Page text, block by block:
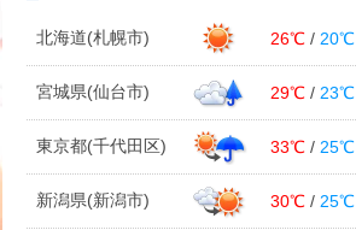
北海道(札幌市) 26℃ / 20℃
宮城県(仙台市) 29℃ / 23℃
東京都(千代田区) 33℃ / 25℃
新潟県(新潟市) 30℃ / 25℃